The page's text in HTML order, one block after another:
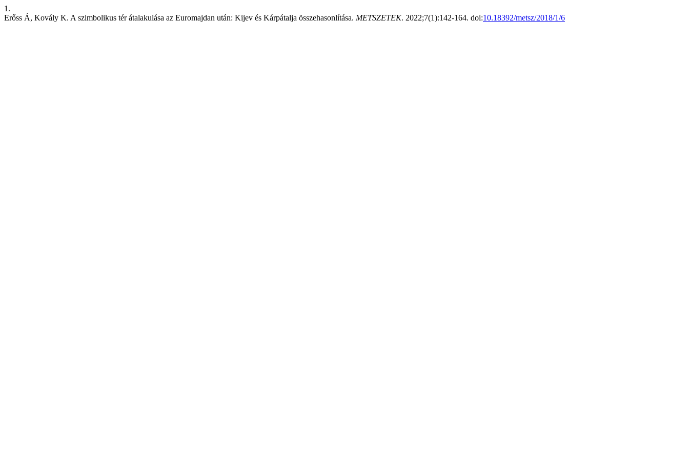
1.
Erőss Á, Kovály K. A szimbolikus tér átalakulása az Euromajdan után: Kijev és Kárpátalja összehasonlítása. METSZETEK. 2022;7(1):142-164. doi:10.18392/metsz/2018/1/6